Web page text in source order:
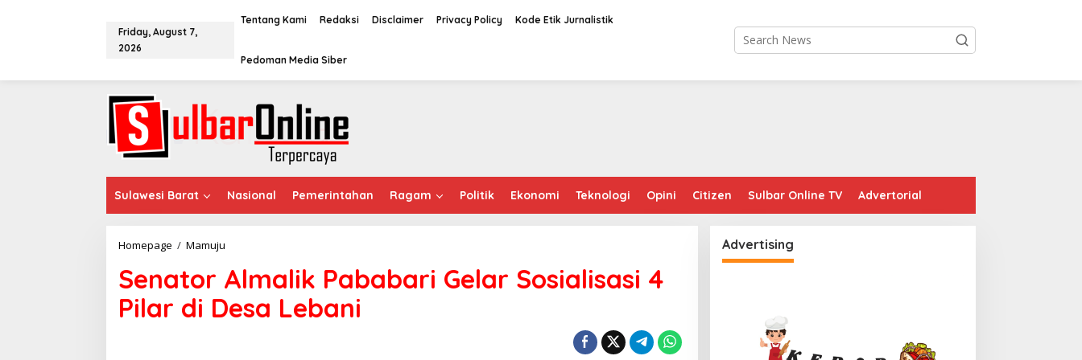
o
Friday, August 7,
2026
Tentang Kami Redaksi Disclaimer Privacy Policy Kode Etik Jurnalistik
Pedoman Media Siber
Sulawesi Barat Nasional Pemerintahan Ragam Politik Ekonomi Teknologi Opini Citizen Sulbar Online TV Advertorial
Homepage / Mamuju
n
a
t
o
Senator Almalik Pababari Gelar Sosialisasi 4
Pilar di Desa Lebani
Advertising